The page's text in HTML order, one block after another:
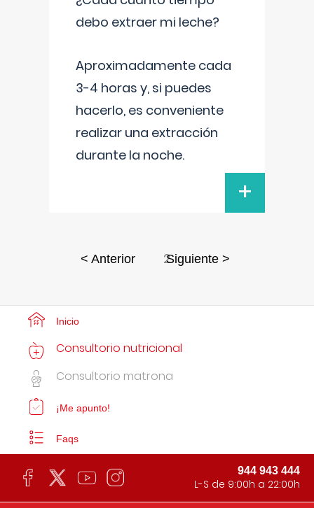
debo extraer mi leche?
Aproximadamente cada
3-4 horas y, si puedes
hacerlo, es conveniente
realizar una extracción
durante la noche.
+
< Anterior 2Siguiente >
Inicio
Consultorio nutricional
Consultorio matrona
¡Me apunto!
Faqs
944 943 444
L-S de 9:00h a 22:00h